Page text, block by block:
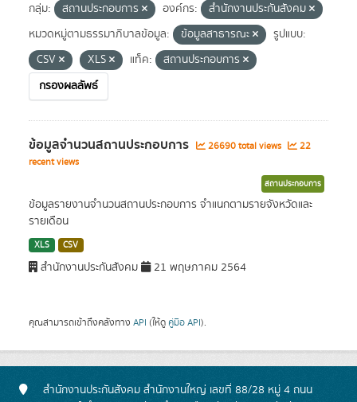
กลุ่ม: สถานประกอบการ องค์กร:
สำนักงานประกันสังคม
หมวดหมู่ตามธรรมาภิบาลข้อมูล:
ข้อมูลสาธารณะ
รูปแบบ:
CSV
XLS แท็ค:
สถานประกอบการ
กรองผลลัพธ์
ข้อมูลจำนวนสถานประกอบการ 26690 total views
22
recent views
สถานประกอบการ
ข้อมูลรายงานจำนวนสถานประกอบการ จำแนกตามรายจังหวัดและ
รายเดือน
XLS CSV
สำนักงานประกันสังคม 21 พฤษภาคม 2564
คุณสามารถเข้าถึงคลังทาง API (ให้ดู คู่มือ API).
สำนักงานประกันสังคม สำนักงานใหญ่ เลขที่ 88/28 หมู่ 4 ถนน